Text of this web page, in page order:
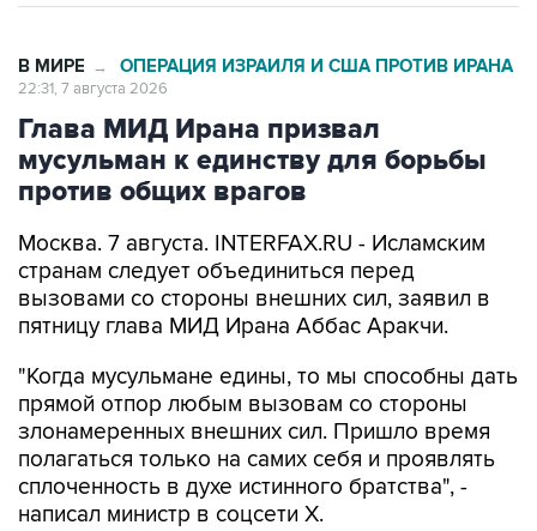
В МИРЕ → ОПЕРАЦИЯ ИЗРАИЛЯ И США ПРОТИВ ИРАНА
22:31, 7 августа 2026
Глава МИД Ирана призвал
мусульман к единству для борьбы
против общих врагов
Москва. 7 августа. INTERFAX.RU - Исламским
странам следует объединиться перед
вызовами со стороны внешних сил, заявил в
пятницу глава МИД Ирана Аббас Аракчи.
"Когда мусульмане едины, то мы способны дать
прямой отпор любым вызовам со стороны
злонамеренных внешних сил. Пришло время
полагаться только на самих себя и проявлять
сплоченность в духе истинного братства", -
написал министр в соцсети Х.